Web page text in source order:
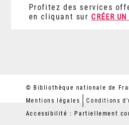
Profitez des services
en cliquant sur CRÉER
© Bibliothèque nationale de
Mentions légales
Conditions
Accessibilité : Partiellement